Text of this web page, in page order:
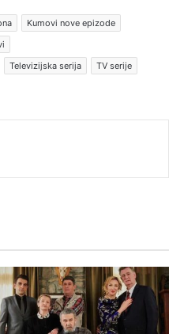
Kumovi nove epizode
Televizijska serija
TV serije